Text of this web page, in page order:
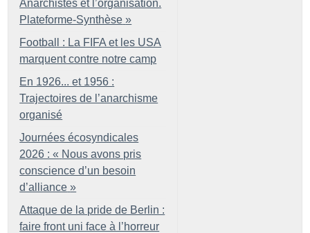
Anarchistes et l’organisation.
Plateforme-Synthèse »
Football : La FIFA et les USA
marquent contre notre camp
En 1926... et 1956 :
Trajectoires de l’anarchisme
organisé
Journées écosyndicales
2026 : « Nous avons pris
conscience d’un besoin
d’alliance »
Attaque de la pride de Berlin :
faire front uni face à l’horreur